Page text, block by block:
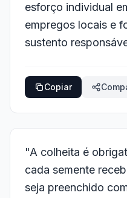
esforço individual
empregos locais e
sustento
Copiar
"A colheita é
cada semente
seja preenchido